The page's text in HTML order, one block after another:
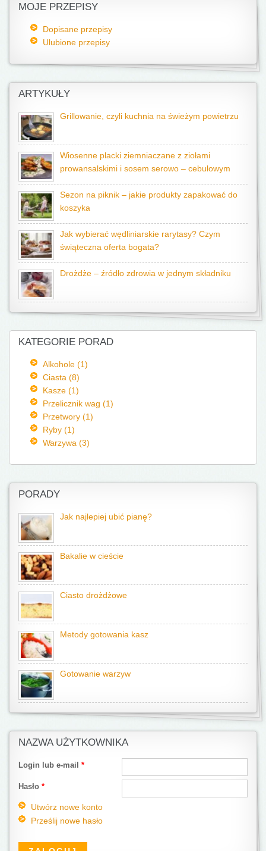
MOJE PRZEPISY
Dopisane przepisy
Ulubione przepisy
ARTYKUŁY
Grillowanie, czyli kuchnia na świeżym powietrzu
Wiosenne placki ziemniaczane z ziołami
prowansalskimi i sosem serowo – cebulowym
Sezon na piknik – jakie produkty zapakować do
koszyka
Jak wybierać wędliniarskie rarytasy? Czym
świąteczna oferta bogata?
Drożdże – źródło zdrowia w jednym składniku
KATEGORIE PORAD
Alkohole (1)
Ciasta (8)
Kasze (1)
Przelicznik wag (1)
Przetwory (1)
Ryby (1)
Warzywa (3)
PORADY
Jak najlepiej ubić pianę?
Bakalie w cieście
Ciasto drożdżowe
Metody gotowania kasz
Gotowanie warzyw
NAZWA UŻYTKOWNIKA
Login lub e-mail *
Hasło *
Utwórz nowe konto
Prześlij nowe hasło